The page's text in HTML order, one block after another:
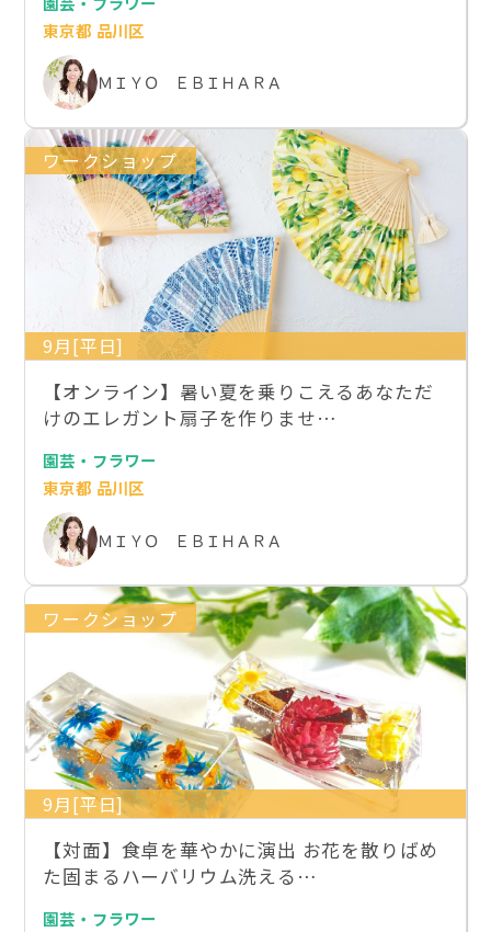
東京都 品川区
ＭＩＹＯ ＥＢＩＨＡＲＡ
ワークショップ
9月[平日]
【オンライン】暑い夏を乗りこえるあなただ
けのエレガント扇子を作りませ…
園芸・フラワー
東京都 品川区
ＭＩＹＯ ＥＢＩＨＡＲＡ
ワークショップ
9月[平日]
【対面】食卓を華やかに演出 お花を散りばめ
た固まるハーバリウム洗える…
園芸・フラワー